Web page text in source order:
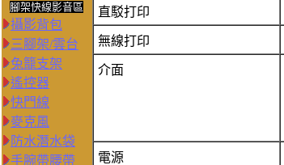
腳架快線影音區
攝影背包
三腳架/雲台
兔籠支架
遙控器
快門線
麥克風
防水潛水袋
手腕帶腰帶
直駁打印
無線打印
介面
電源